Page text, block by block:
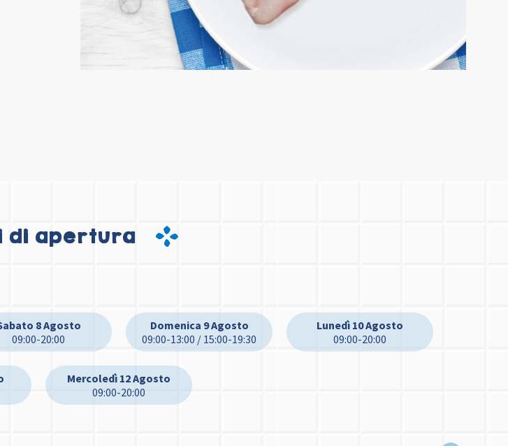
di apertura
8 Agosto
09:00-20:00
Domenica 9 Agosto
09:00-13:00 / 15:00-19:30
Lunedì 10 Agosto
09:00-20:00
Mercoledì 12 Agosto
09:00-20:00